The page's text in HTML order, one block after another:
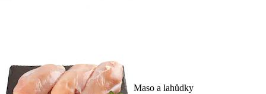
Maso a lahůdky